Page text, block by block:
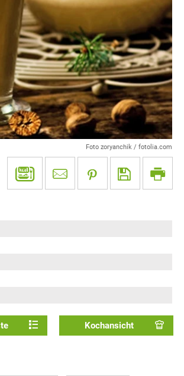
Foto zoryanchik / fotolia.com
Kochansicht